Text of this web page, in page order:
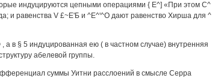
индуцируются цепными операциями { Е^] «При этом С^
и равенства V £~Е'Б и ^Е^'^О дают равенство Хирша для ^
в § 5 индуцированная ею ( в частном случае) внутренняя
абелевой группы.
суммы Уитни расслоений в смысле Серра